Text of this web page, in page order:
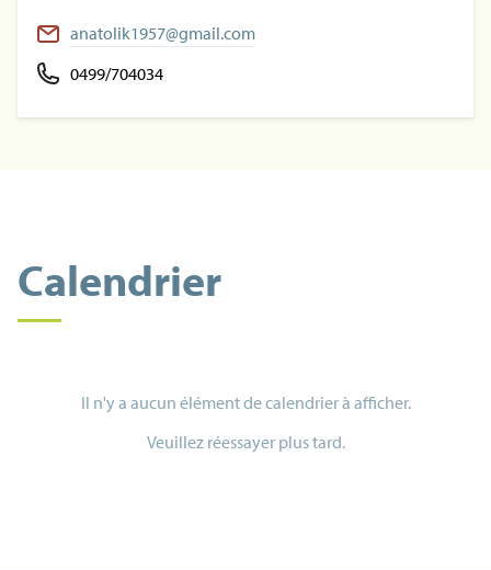
anatolik1957@gmail.com
0499/704034
Calendrier
Il n'y a aucun élément de calendrier à afficher.
Veuillez réessayer plus tard.